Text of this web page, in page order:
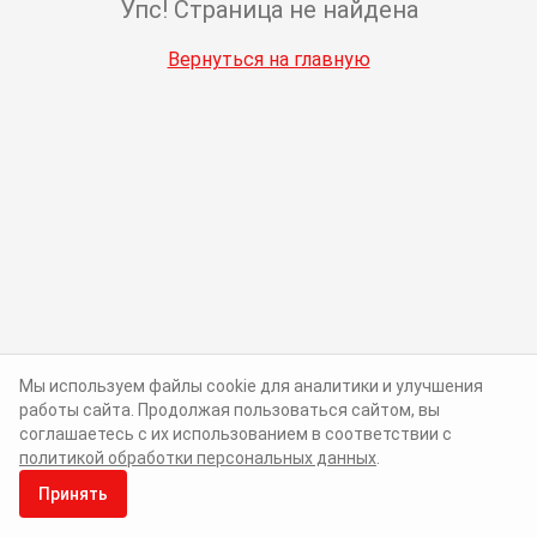
Упс! Страница не найдена
Вернуться на главную
Мы используем файлы cookie для аналитики и улучшения
работы сайта. Продолжая пользоваться сайтом, вы
соглашаетесь с их использованием в соответствии с
политикой обработки персональных данных
Принять